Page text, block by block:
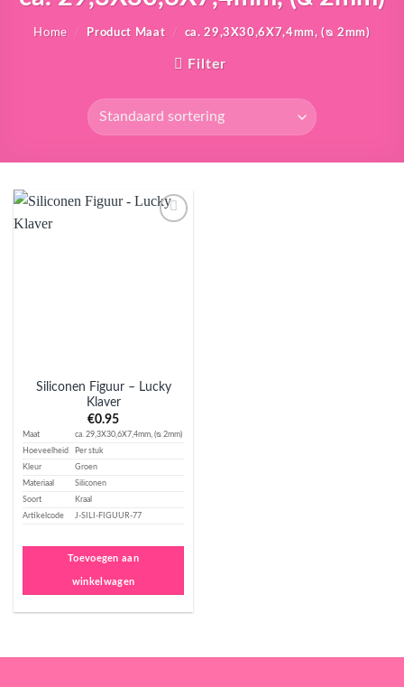
Home / Product Maat / ca. 29,3X30,6X7,4mm, (ᴓ 2mm)
Filter
Siliconen Figuur – Lucky
Klaver
€0.95
Maat
ca. 29,3X30,6X7,4mm, (ᴓ 2mm)
Hoeveelheid
Per stuk
Kleur
Groen
Materiaal
Siliconen
Soort
Kraal
Artikelcode
J-SILI-FIGUUR-77
Toevoegen aan
winkelwagen